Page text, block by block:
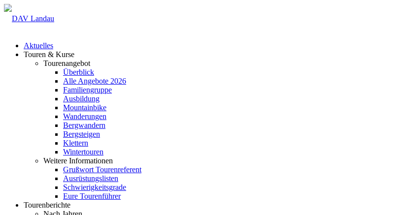
Aktuelles
Touren & Kurse
Tourenangebot
Überblick
Alle Angebote 2026
Familiengruppe
Ausbildung
Mountainbike
Wanderungen
Bergwandern
Bergsteigen
Klettern
Wintertouren
Weitere Informationen
Grußwort Tourenreferent
Ausrüstungslisten
Schwierigkeitsgrade
Eure Tourenführer
Tourenberichte